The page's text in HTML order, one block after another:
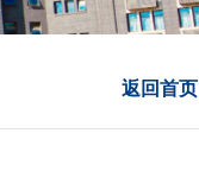
返回首页